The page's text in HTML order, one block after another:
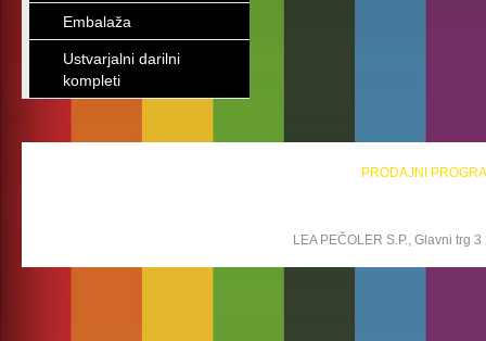
Embalaža
Ustvarjalni darilni
kompleti
PRODAJNI
LEA PEČOLER S.P., Glavni trg